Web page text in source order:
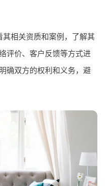
相关资质和案例，了解其
评价、客户反馈等方式进
确双方的权利和义务，避